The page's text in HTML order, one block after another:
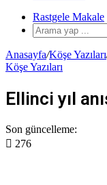
Rastgele Makale
Anasayfa/Köşe Yazıları
Köşe Yazıları
Ellinci yıl
Son güncelleme:
276